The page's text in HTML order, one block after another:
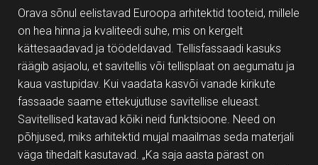
Orava sõnul eelistavad Euroopa arhitektid tooteid, millele
on hea hinna ja kvaliteedi suhe, mis on kergelt
kättesaadavad ja töödeldavad. Tellisfassaadi kasuks
räägib asjaolu, et savitellis või tellisplaat on aegumatu ja
kaua vastupidav. Kui vaadata kasvõi vanade kirikute
fassaade saame ettekujutluse savitellise elueast.
Savitellised katavad kõiki neid funktsioone. Need on
põhjused, miks arhitektid mujal maailmas seda materjali
väga tihedalt kasutavad. „Ka saja aasta pärast on